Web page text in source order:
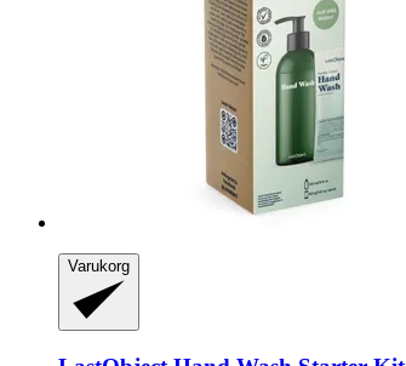
Varukorg